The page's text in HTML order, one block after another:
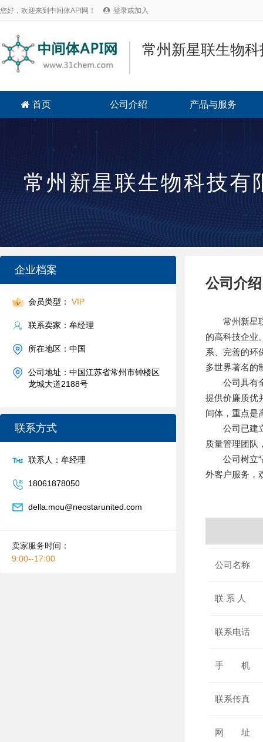
您好，欢迎来到中间体API网！  登录或加入
常州新星联生物
 首页 公司介绍 产品与服务
常州新星联生物科技有
企业档案
会员类型： VIP
联系卖家：牟经理
所在地区：中国
公司地址：中国江苏省常州市钟楼区
龙城大道2188号
联系方式
联系人：牟经理
18061878050
della.mou@neostarunited.com
卖家服务时间：
9:00--17:00
公司介绍
常州新星联
的高科技企业
系、完善的环
多世界著名的
公司具有全
提供价廉质优
间体，重点是
公司已建立
质量管理团队
公司树立“高
外客户服务，
公司名称
联 系 人
联系电话
手 机
联系传真
网 址